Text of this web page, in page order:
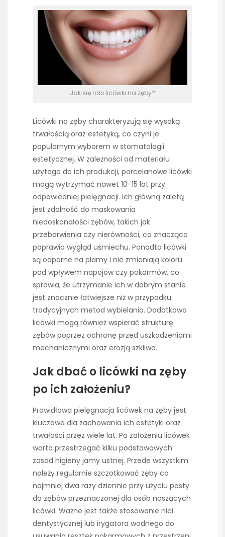
Jak się robi licówki na zęby?
Licówki na zęby charakteryzują się wysoką
trwałością oraz estetyką, co czyni je
popularnym wyborem w stomatologii
estetycznej. W zależności od materiału
użytego do ich produkcji, porcelanowe licówki
mogą wytrzymać nawet 10-15 lat przy
odpowiedniej pielęgnacji. Ich główną zaletą
jest zdolność do maskowania
niedoskonałości zębów, takich jak
przebarwienia czy nierówności, co znacząco
poprawia wygląd uśmiechu. Ponadto licówki
są odporne na plamy i nie zmieniają koloru
pod wpływem napojów czy pokarmów, co
sprawia, że utrzymanie ich w dobrym stanie
jest znacznie łatwiejsze niż w przypadku
tradycyjnych metod wybielania. Dodatkowo
licówki mogą również wspierać strukturę
zębów poprzez ochronę przed uszkodzeniami
mechanicznymi oraz erozją szkliwa.
Jak dbać o licówki na zęby
po ich założeniu?
Prawidłowa pielęgnacja licówek na zęby jest
kluczowa dla zachowania ich estetyki oraz
trwałości przez wiele lat. Po założeniu licówek
warto przestrzegać kilku podstawowych
zasad higieny jamy ustnej. Przede wszystkim
należy regularnie szczotkować zęby co
najmniej dwa razy dziennie przy użyciu pasty
do zębów przeznaczonej dla osób noszących
licówki. Ważne jest także stosowanie nici
dentystycznej lub irygatora wodnego do